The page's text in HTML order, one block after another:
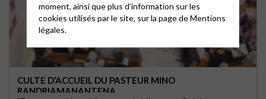
CULTE D’ACCUEIL DU PASTEUR MINO
RANDRIAMANANTENA
moment, ainsi que plus d'information sur les
cookies utilisés par le site, sur la page deMentions
légales.